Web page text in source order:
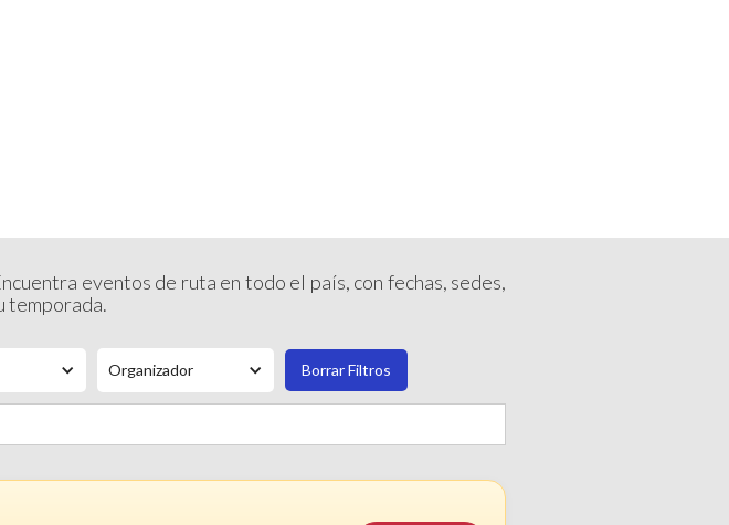
eventos de ruta en todo el país, con fechas, sedes,
temporada.
Organizador Borrar Filtros